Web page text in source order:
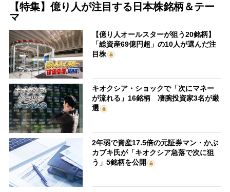
【特集】億り人が注目する日本株銘柄＆テー
マ
【億り人オールスターが狙う20銘柄】
「総資産69億円超」の10人が選んだ注
目株
キオクシア・ショックで「次にマネー
が流れる」16銘柄 凄腕投資家3名が厳
選
2年弱で資産17.5倍の元証券マン・かぶ
カブキ氏が「キオクシア急落で次に狙
う」5銘柄を公開